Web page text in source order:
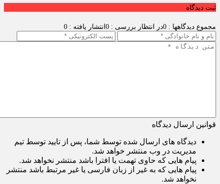
ثبت دیدگاه
مجموع دیدگاهها : 0 در انتظار بررسی : 0 انتشار یافته : 0
قوانین ارسال دیدگاه
دیدگاه های ارسال شده توسط شما، پس از تایید توسط تیم
مدیریت در وب منتشر خواهد شد.
پیام هایی که حاوی تهمت یا افترا باشد منتشر نخواهد شد.
پیام هایی که به غیر از زبان فارسی یا غیر مرتبط باشد منتشر
نخواهد شد.